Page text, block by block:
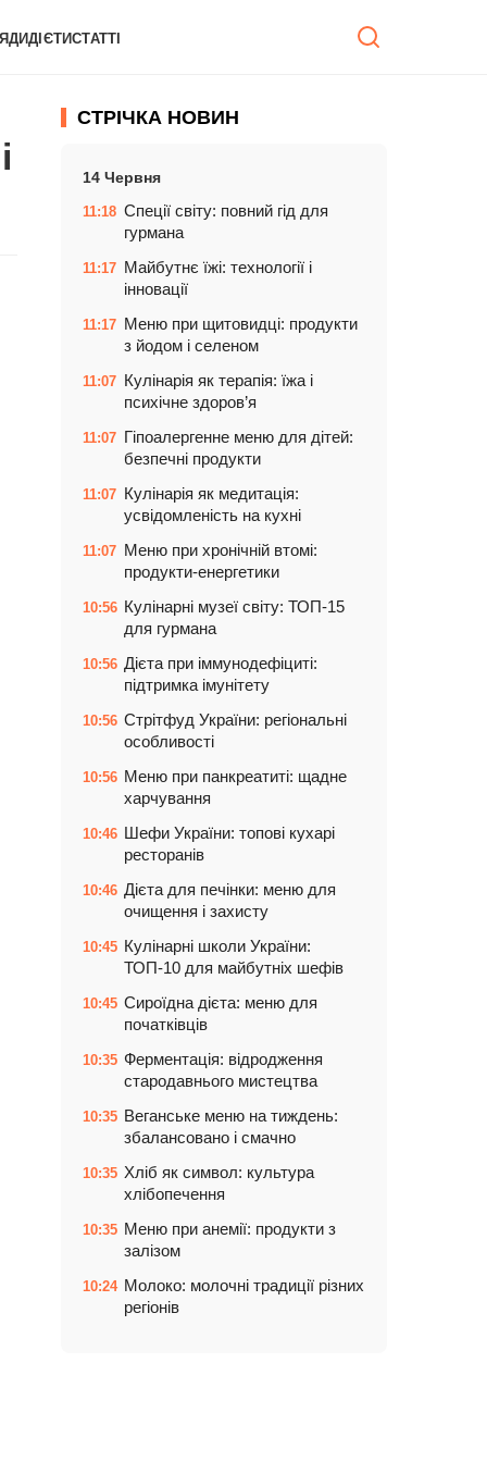
ДІЄТИСТАТТІ
СТРІЧКА НОВИН
14 Червня
11:18 Спеції світу: повний гід для
гурмана
11:17 Майбутнє їжі: технології і
інновації
11:17 Меню при щитовидці: продукти
з йодом і селеном
11:07 Кулінарія як терапія: їжа і
психічне здоров’я
11:07 Гіпоалергенне меню для дітей:
безпечні продукти
11:07 Кулінарія як медитація:
усвідомленість на кухні
11:07 Меню при хронічній втомі:
продукти-енергетики
10:56 Кулінарні музеї світу: ТОП-15
для гурмана
10:56 Дієта при іммунодефіциті:
підтримка імунітету
10:56 Стрітфуд України: регіональні
особливості
10:56 Меню при панкреатиті: щадне
харчування
10:46 Шефи України: топові кухарі
ресторанів
10:46 Дієта для печінки: меню для
очищення і захисту
10:45 Кулінарні школи України:
ТОП-10 для майбутніх шефів
10:45 Сироїдна дієта: меню для
початківців
10:35 Ферментація: відродження
стародавнього мистецтва
10:35 Веганське меню на тиждень:
збалансовано і смачно
10:35 Хліб як символ: культура
хлібопечення
10:35 Меню при анемії: продукти з
залізом
10:24 Молоко: молочні традиції різних
регіонів